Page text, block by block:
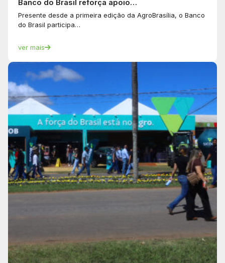
Banco do Brasil reforça apoio…
Presente desde a primeira edição da AgroBrasília, o Banco
do Brasil participa…
ver mais